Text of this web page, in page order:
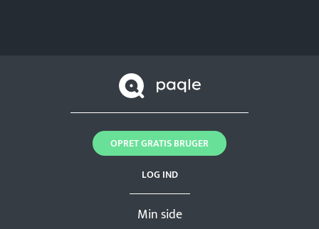
Min side
LOG IND
OPRET GRATIS BRUGER